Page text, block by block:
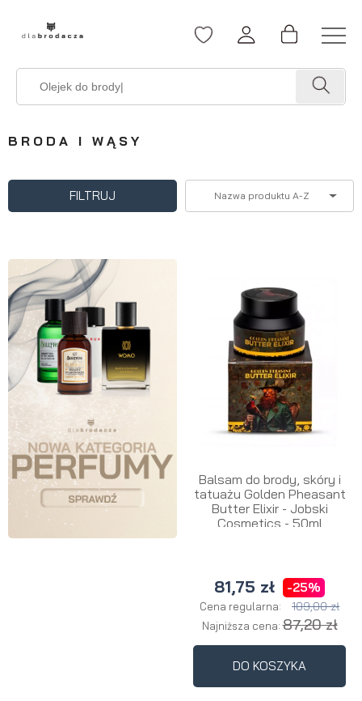
BRODA I WĄSY
FILTRUJ Nazwa produktu A-Z
Balsam do brody, skóry i
tatuażu Golden Pheasant
Butter Elixir - Jobski
Cosmetics - 50ml
81,75 zł -25%
Cena regularna: 109,00 zł
Najniższa cena:87,20 zł
DO KOSZYKA